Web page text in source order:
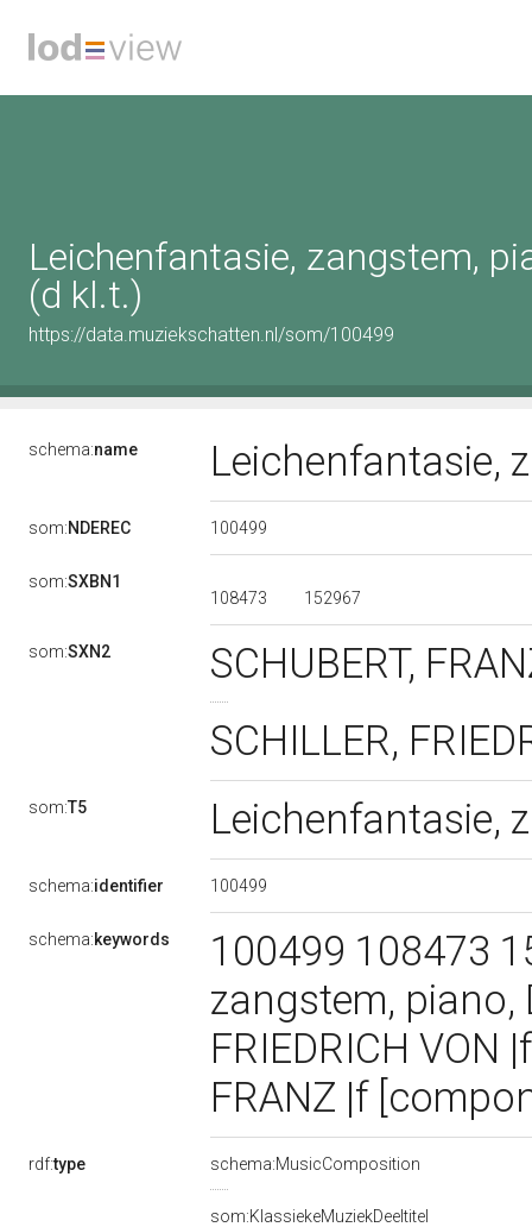
Leichenfantasie, zangstem,
(d kl.t.)
https://data.muziekschatten.nl/som/100499
schema:name Leichenfantasie,
som:NDEREC 100499
som:SXBN1
108473
152967
som:SXN2
SCHUBERT,
SCHILLER,
som:T5 Leichenfantasie,
schema:identifier 100499
schema:keywords
100499 108473
zangstem, piano,
FRIEDRICH VON
FRANZ |f
rdf:type schema:MusicComposition
som:KlassiekeMuziekDeeltitel